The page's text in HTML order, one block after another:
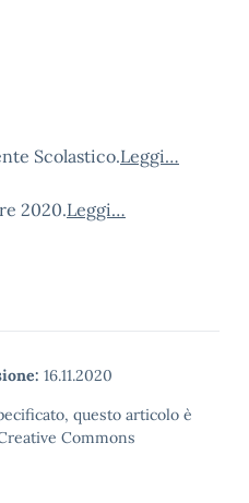
Scolastico.Leggi…
2020.Leggi…
16.11.2020
questo articolo è
Commons